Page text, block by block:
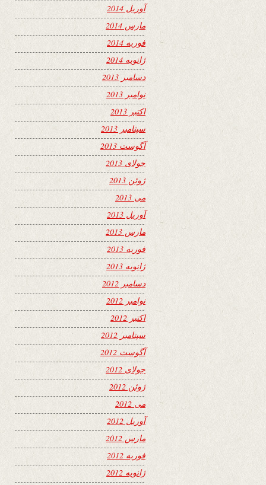
آوریل 2014
مارس 2014
فوریه 2014
ژانویه 2014
دسامبر 2013
نوامبر 2013
اکتبر 2013
سپتامبر 2013
آگوست 2013
جولای 2013
ژوئن 2013
می 2013
آوریل 2013
مارس 2013
فوریه 2013
ژانویه 2013
دسامبر 2012
نوامبر 2012
اکتبر 2012
سپتامبر 2012
آگوست 2012
جولای 2012
ژوئن 2012
می 2012
آوریل 2012
مارس 2012
فوریه 2012
ژانویه 2012